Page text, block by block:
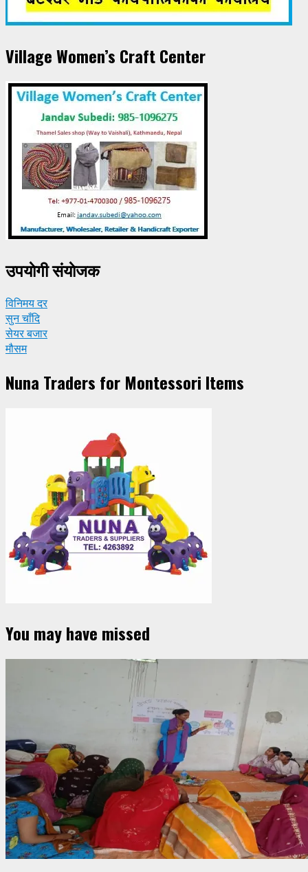
Village Women’s Craft Center
उपयाेगी संयाेजक
विनिमय दर
सुन चाँदि
सेयर बजार
मौसम
Nuna Traders for Montessori Items
You may have missed